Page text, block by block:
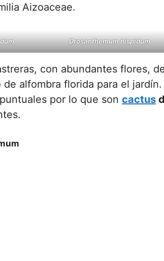
Aizoaceae.
Drosanthemum hispidum
con abundantes flores,
alfombra florida para el jardín.
por lo que son cactus